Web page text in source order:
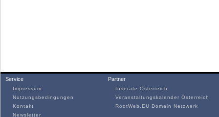
Service
Impressum
Nutzungsbedingungen
Kontakt
Newsletter
Partner
Inserate Österreich
Veranstaltungskalender Österreich
RootWeb.EU Domain Netzwerk